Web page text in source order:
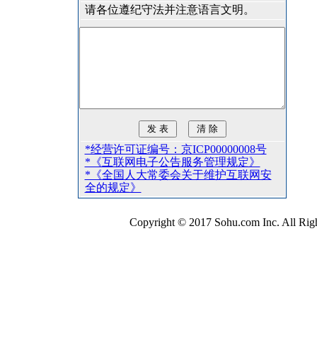
请各位遵纪守法并注意语言文明。
*经营许可证编号：京ICP00000008号
*《互联网电子公告服务管理规定》
*《全国人大常委会关于维护互联网安
全的规定》
Copyright © 2017 Sohu.com Inc. All